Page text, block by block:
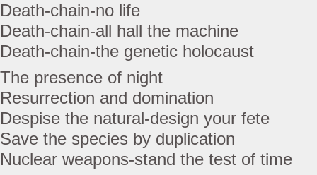
Death-chain-no life
Death-chain-all hall the machine
Death-chain-the genetic holocaust
The presence of night
Resurrection and domination
Despise the natural-design your fete
Save the species by duplication
Nuclear weapons-stand the test of time